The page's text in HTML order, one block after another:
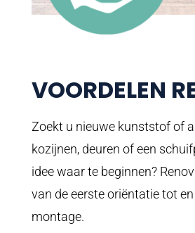
VOORDELEN
Zoekt u nieuwe kunststof of
kozijnen, deuren of een
idee waar te beginnen?
van de eerste oriëntatie tot
montage.